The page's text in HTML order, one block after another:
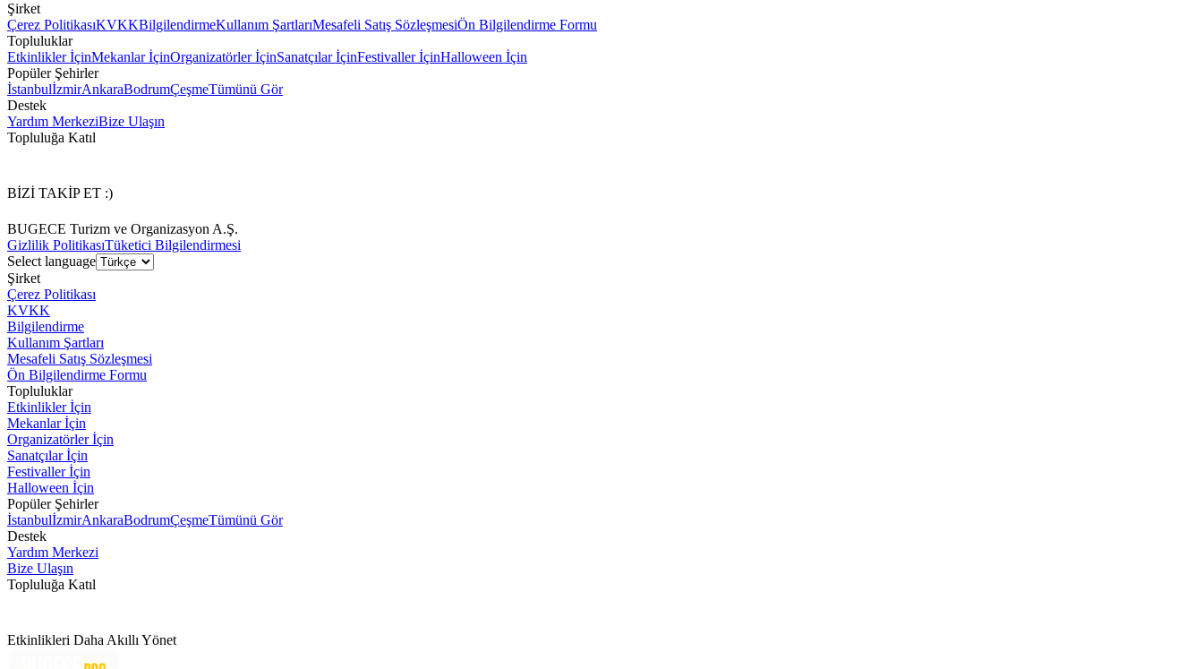
Şirket
Çerez PolitikasıKVKKBilgilendirmeKullanım ŞartlarıMesafeli Satış SözleşmesiÖn Bilgilendirme Formu
Topluluklar
Etkinlikler İçinMekanlar İçinOrganizatörler İçinSanatçılar İçinFestivaller İçinHalloween İçin
Popüler Şehirler
İstanbulİzmirAnkaraBodrumÇeşmeTümünü Gör
Destek
Yardım MerkeziBize Ulaşın
Topluluğa Katıl
BİZİ TAKİP ET :)
BUGECE Turizm ve Organizasyon A.Ş.
Gizlilik PolitikasıTüketici Bilgilendirmesi
Select language
Şirket
Çerez Politikası
KVKK
Bilgilendirme
Kullanım Şartları
Mesafeli Satış Sözleşmesi
Ön Bilgilendirme Formu
Topluluklar
Etkinlikler İçin
Mekanlar İçin
Organizatörler İçin
Sanatçılar İçin
Festivaller İçin
Halloween İçin
Popüler Şehirler
İstanbulİzmirAnkaraBodrumÇeşmeTümünü Gör
Destek
Yardım Merkezi
Bize Ulaşın
Topluluğa Katıl
Etkinlikleri Daha Akıllı Yönet